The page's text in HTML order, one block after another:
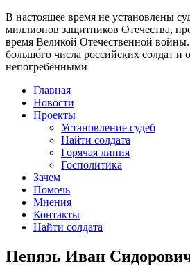
В настоящее время не установлены
миллионов защитников Отечества,
время Великой Отечественной
большо́го числа российских солдат и
непогребёнными
Главная
Новости
Проекты
Установление судеб
Найти солдата
Горячая линия
Госполитика
Зачем
Помочь
Мнения
Контакты
Найти солдата
Пенязь Иван